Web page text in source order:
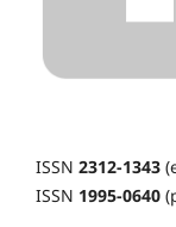
ISSN 2312-1343
ISSN 1995-0640